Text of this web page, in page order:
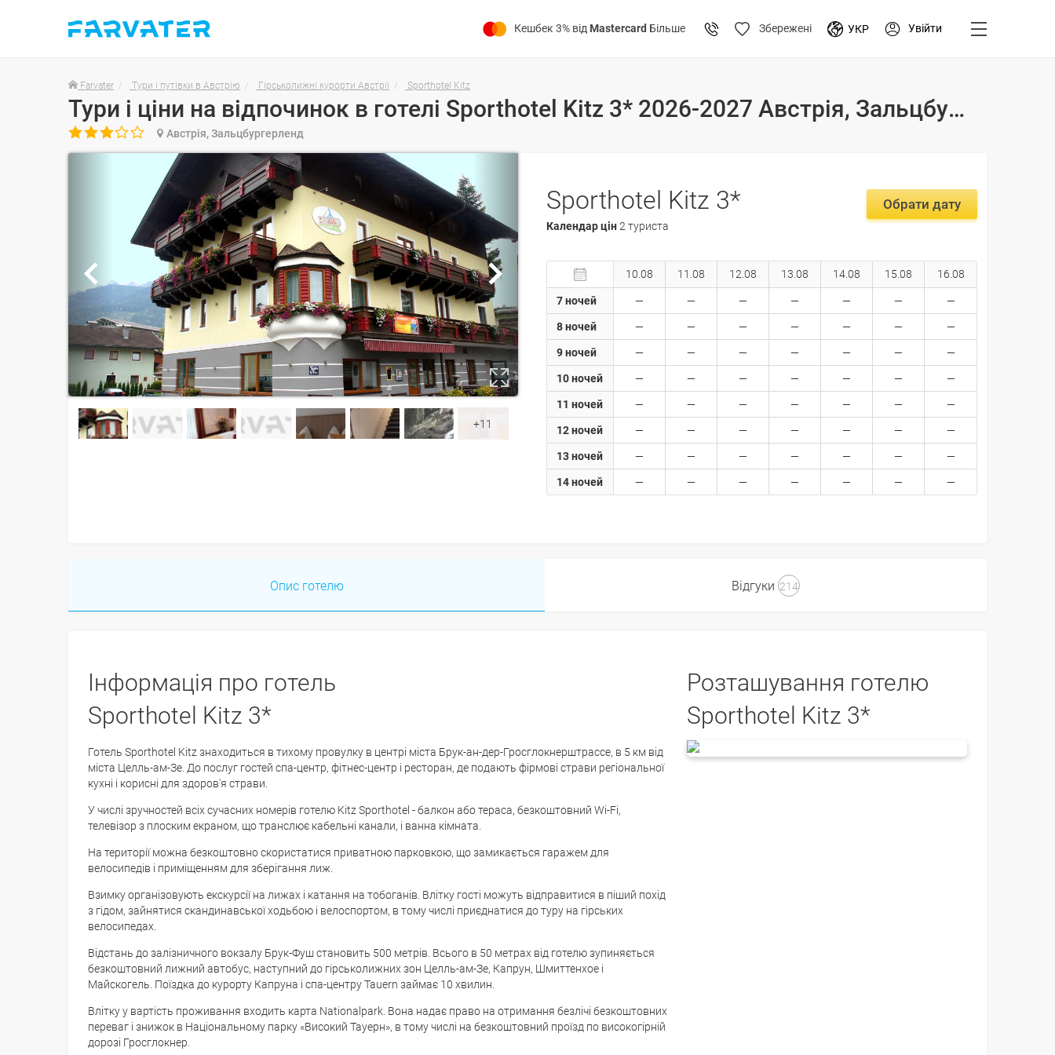
Кешбек 3% від Mastercard Більше Збережені УКР Увійти
Farvater Тури і путівки в Австрію Гірськолижні курорти Австрії Sporthotel Kitz
Тури і ціни на відпочинок в готелі Sporthotel Kitz 3* 2026-2027 Австрія, Зальцбургерленд
 Австрія, Зальцбургерленд
+11
Sporthotel Kitz 3*
Календар цін2 туриста
Обрати дату
7 ночей
8 ночей
9 ночей
10 ночей
11 ночей
12 ночей
13 ночей
14 ночей
10.08 11.08 12.08 13.08 14.08 15.08 16.08
Опис готелю Відгуки 214
Інформація про готель
Sporthotel Kitz 3*
Готель Sporthotel Kitz знаходиться в тихому провулку в центрі міста Брук-ан-дер-Гросглокнерштрассе, в 5 км від
міста Целль-ам-Зе. До послуг гостей спа-центр, фітнес-центр і ресторан, де подають фірмові страви регіональної
кухні і корисні для здоров'я страви.
У числі зручностей всіх сучасних номерів готелю Kitz Sporthotel - балкон або тераса, безкоштовний Wi-Fi,
телевізор з плоским екраном, що транслює кабельні канали, і ванна кімната.
На території можна безкоштовно скористатися приватною парковкою, що замикається гаражем для
велосипедів і приміщенням для зберігання лиж.
Взимку організовують екскурсії на лижах і катання на тобоганів. Влітку гості можуть відправитися в піший похід
з гідом, зайнятися скандинавської ходьбою і велоспортом, в тому числі приєднатися до туру на гірських
велосипедах.
Відстань до залізничного вокзалу Брук-Фуш становить 500 метрів. Всього в 50 метрах від готелю зупиняється
безкоштовний лижний автобус, наступний до гірськолижних зон Целль-ам-Зе, Капрун, Шмиттенхое і
Майскогель. Поїздка до курорту Капруна і спа-центру Tauern займає 10 хвилин.
Влітку у вартість проживання входить карта Nationalpark. Вона надає право на отримання безлічі безкоштовних
переваг і знижок в Національному парку «Високий Тауерн», в тому числі на безкоштовний проїзд по високогірній
дорозі Гросглокнер.
Розташування готелю
Sporthotel Kitz 3*